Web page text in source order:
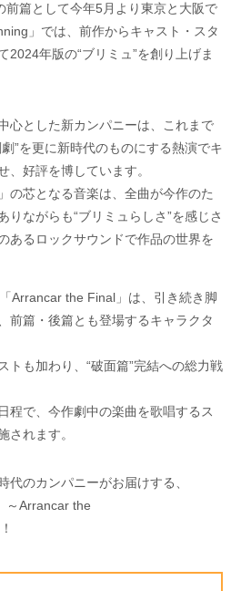
前篇として今年5月より東京と大阪で
」では、前作からキャスト・スタ
2024年版の“ブリミュ”を創り上げま
心とした新カンパニーは、これまで
”を更に新時代のものにする熱演でキ
、好評を博しています。
の芯となる音楽は、全曲が今作のた
りながらも“ブリミュらしさ”を感じさ
あるロックサウンドで作品の世界を
Arrancar the Final」は、引き続き脚
前篇・後篇とも登場するキャラクタ
トも加わり、“破面篇”完結への総力戦
程で、今作劇中の楽曲を歌唱するス
されます。
のカンパニーがお届けする、
～Arrancar the